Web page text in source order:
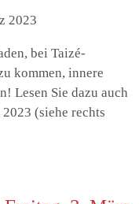
2023
bei Taizé-
kommen, innere
Lesen Sie dazu auch
(siehe rechts